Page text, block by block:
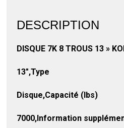
DESCRIPTION
DISQUE 7K 8 TROUS 13 »
13″,Type
Disque,Capacité (lbs)
7000,Information